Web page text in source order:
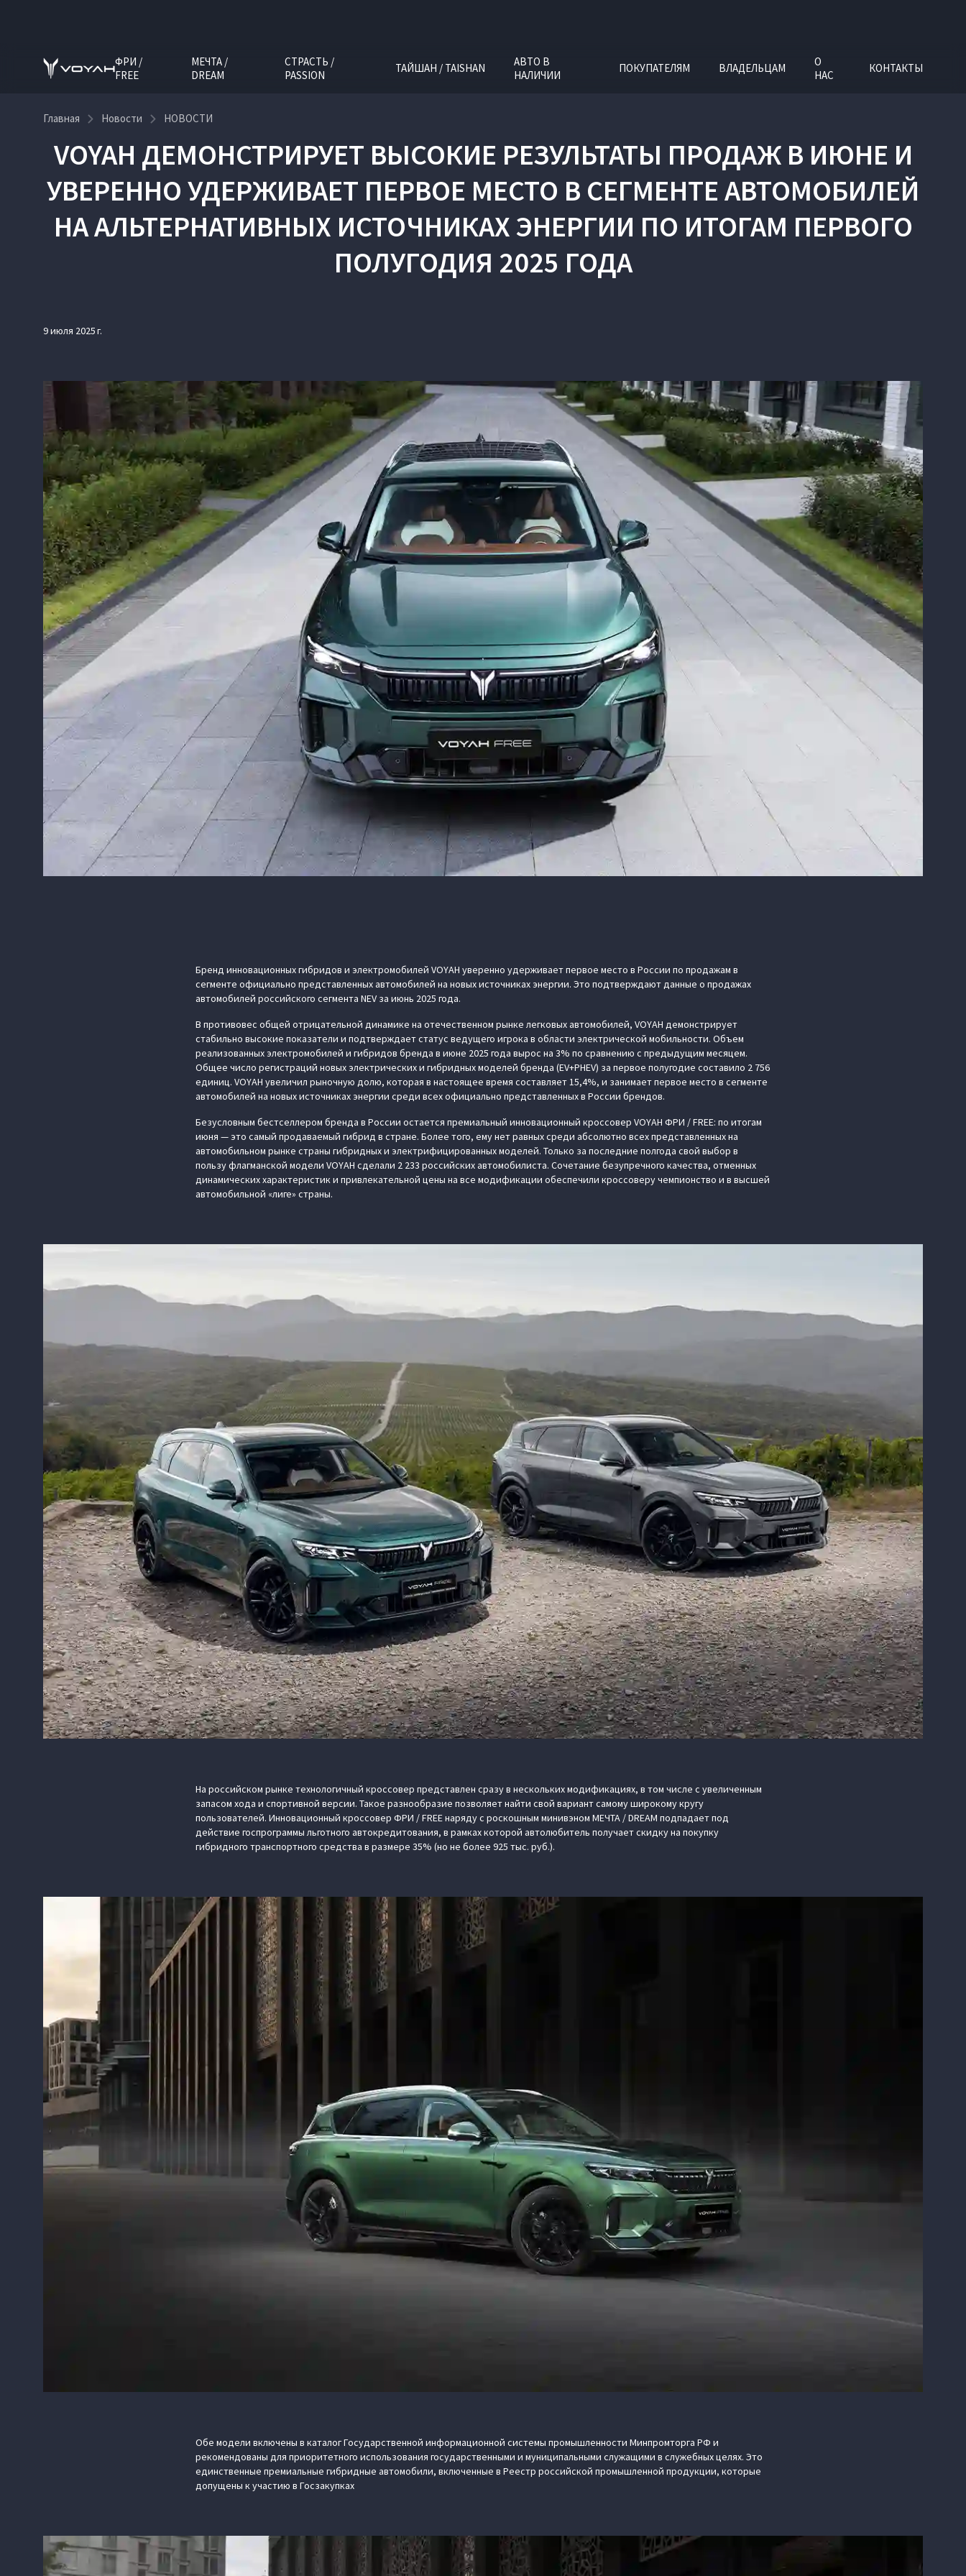
ФРИ /
FREE
МЕЧТА /
DREAM
СТРАСТЬ /
PASSION
ТАЙШАН / TAISHAN
АВТО В
НАЛИЧИИ
ПОКУПАТЕЛЯМ ВЛАДЕЛЬЦАМ
О
НАС
КОНТАКТЫ
Главная Новости НОВОСТИ
VOYAH ДЕМОНСТРИРУЕТ ВЫСОКИЕ РЕЗУЛЬТАТЫ ПРОДАЖ В ИЮНЕ И
УВЕРЕННО УДЕРЖИВАЕТ ПЕРВОЕ МЕСТО В СЕГМЕНТЕ АВТОМОБИЛЕЙ
НА АЛЬТЕРНАТИВНЫХ ИСТОЧНИКАХ ЭНЕРГИИ ПО ИТОГАМ ПЕРВОГО
ПОЛУГОДИЯ 2025 ГОДА
9 июля 2025 г.
Бренд инновационных гибридов и электромобилей VOYAH уверенно удерживает первое место в России по продажам в
сегменте официально представленных автомобилей на новых источниках энергии. Это подтверждают данные о продажах
автомобилей российского сегмента NEV за июнь 2025 года.
В противовес общей отрицательной динамике на отечественном рынке легковых автомобилей, VOYAH демонстрирует
стабильно высокие показатели и подтверждает статус ведущего игрока в области электрической мобильности. Объем
реализованных электромобилей и гибридов бренда в июне 2025 года вырос на 3% по сравнению с предыдущим месяцем.
Общее число регистраций новых электрических и гибридных моделей бренда (EV+PHEV) за первое полугодие составило 2 756
единиц. VOYAH увеличил рыночную долю, которая в настоящее время составляет 15,4%, и занимает первое место в сегменте
автомобилей на новых источниках энергии среди всех официально представленных в России брендов.
Безусловным бестселлером бренда в России остается премиальный инновационный кроссовер VOYAH ФРИ / FREE: по итогам
июня — это самый продаваемый гибрид в стране. Более того, ему нет равных среди абсолютно всех представленных на
автомобильном рынке страны гибридных и электрифицированных моделей. Только за последние полгода свой выбор в
пользу флагманской модели VOYAH сделали 2 233 российских автомобилиста. Сочетание безупречного качества, отменных
динамических характеристик и привлекательной цены на все модификации обеспечили кроссоверу чемпионство и в высшей
автомобильной «лиге» страны.
На российском рынке технологичный кроссовер представлен сразу в нескольких модификациях, в том числе с увеличенным
запасом хода и спортивной версии. Такое разнообразие позволяет найти свой вариант самому широкому кругу
пользователей. Инновационный кроссовер ФРИ / FREE наряду с роскошным минивэном МЕЧТА / DREAM подпадает под
действие госпрограммы льготного автокредитования, в рамках которой автолюбитель получает скидку на покупку
гибридного транспортного средства в размере 35% (но не более 925 тыс. руб.).
Обе модели включены в каталог Государственной информационной системы промышленности Минпромторга РФ и
рекомендованы для приоритетного использования государственными и муниципальными служащими в служебных целях. Это
единственные премиальные гибридные автомобили, включенные в Реестр российской промышленной продукции, которые
допущены к участию в Госзакупках